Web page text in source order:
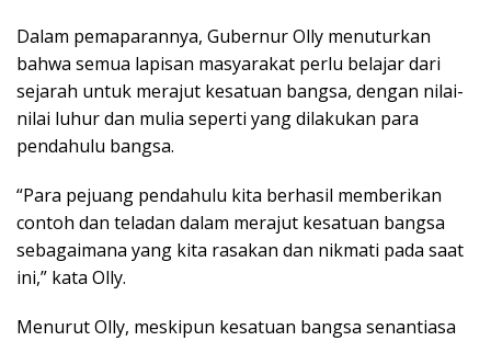
Dalam pemaparannya, Gubernur Olly menuturkan
bahwa semua lapisan masyarakat perlu belajar dari
sejarah untuk merajut kesatuan bangsa, dengan nilai-
nilai luhur dan mulia seperti yang dilakukan para
pendahulu bangsa.
“Para pejuang pendahulu kita berhasil memberikan
contoh dan teladan dalam merajut kesatuan bangsa
sebagaimana yang kita rasakan dan nikmati pada saat
ini,” kata Olly.
Menurut Olly, meskipun kesatuan bangsa senantiasa